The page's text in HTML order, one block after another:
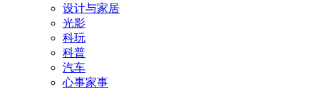
设计与家居
光影
科玩
科普
汽车
心事家事